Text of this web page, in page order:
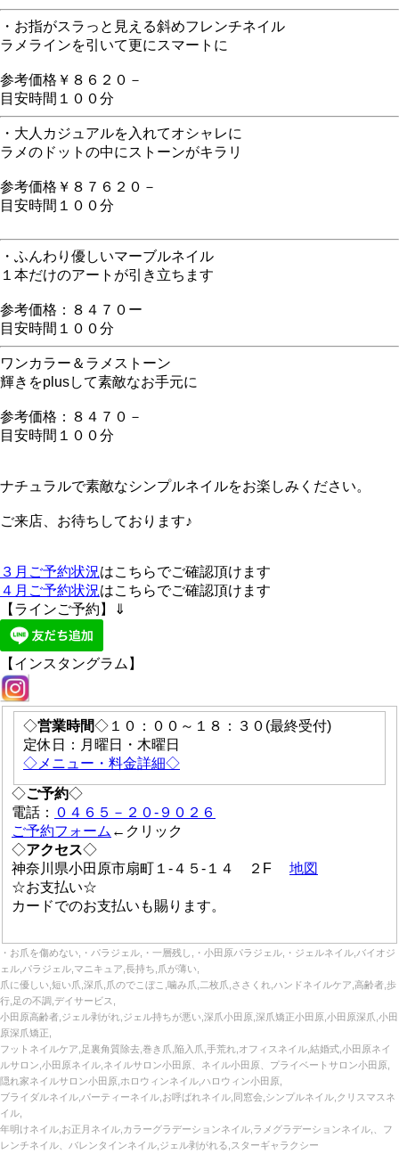
・お指がスラっと見える斜めフレンチネイル
ラメラインを引いて更にスマートに
参考価格￥８６２０－
目安時間１００分
・大人カジュアルを入れてオシャレに
ラメのドットの中にストーンがキラリ
参考価格￥８７６２０－
目安時間１００分
・ふんわり優しいマーブルネイル
１本だけのアートが引き立ちます
参考価格：８４７０ー
目安時間１００分
ワンカラー＆ラメストーン
輝きをplusして素敵なお手元に
参考価格：８４７０－
目安時間１００分
ナチュラルで素敵なシンプルネイルをお楽しみください。
ご来店、お待ちしております♪
３月ご予約状況はこちらでご確認頂けます
４月ご予約状況はこちらでご確認頂けます
【ラインご予約】⇓
【インスタングラム】
◇営業時間◇１０：００～１８：３０(最終受付)
定休日：月曜日・木曜日
◇メニュー・料金詳細◇
◇ご予約◇
電話： ０４６５－２０-９０２６
ご予約フォーム ←クリック
◇アクセス◇
神奈川県小田原市扇町１-４５-１４ ２F 地図
☆お支払い☆
カードでのお支払いも賜ります。
・お爪を傷めない,・パラジェル,・一層残し,・小田原パラジェル,・ジェルネイル,バイオジ
ェル,パラジェル,マニキュア,長持ち,爪が薄い,
爪に優しい,短い爪,深爪,爪のでこぼこ,噛み爪,二枚爪,ささくれ,ハンドネイルケア,高齢者,歩
行,足の不調,デイサービス,
小田原高齢者,ジェル剥がれ,ジェル持ちが悪い,深爪小田原,深爪矯正小田原,小田原深爪,小田
原深爪矯正,
フットネイルケア,足裏角質除去,巻き爪,陥入爪,手荒れ,オフィスネイル,結婚式,小田原ネイ
ルサロン,小田原ネイル,ネイルサロン小田原、ネイル小田原、プライベートサロン小田原,
隠れ家ネイルサロン小田原,ホロウィンネイル,ハロウィン小田原,
ブライダルネイル,パーティーネイル,お呼ばれネイル,同窓会,シンプルネイル,クリスマスネ
イル,
年明けネイル,お正月ネイル,カラーグラデーションネイル,ラメグラデーションネイル,、フ
レンチネイル、バレンタインネイル,ジェル剥がれる,スターギャラクシー